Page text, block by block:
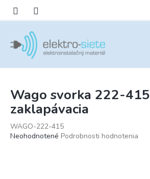
obsah
Wago svorka 222-415
zaklapávacia
WAGO-222-415
Priemerné
Neohodnotené Podrobnosti hodnotenia